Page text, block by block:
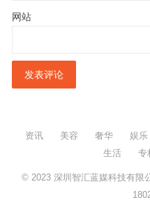
网站
资讯 美容 奢华 娱乐
生活
专
© 2023 深圳智汇蓝媒科技有限